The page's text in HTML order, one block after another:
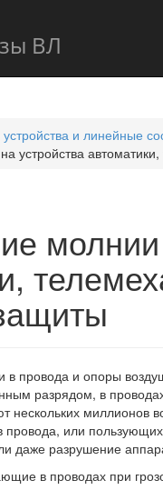
ВЛ
и линейные
устройства
провода и опоры
разрядом, в
нескольких миллионов
или
даже разрушение
в проводах при